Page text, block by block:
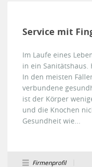
Service mit
Im Laufe eines
in ein Sanitätshaus.
In den meisten
verbundene
ist der Körper
und die Knochen
Gesundheit wie...
Firmenprofil